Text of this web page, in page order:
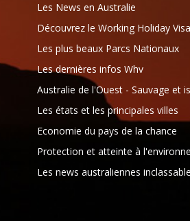
Les News en Australie
Découvrez le Working Holiday Visa
Les plus beaux Parcs Nationaux
Les dernières infos Whv
Australie de l'Ouest - Sauvage et
Les états et les principales villes
Economie du pays de la chance
Protection et atteinte à
Les news australiennes